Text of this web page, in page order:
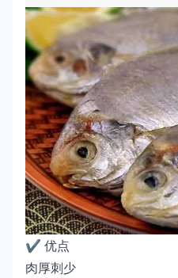
✔️ 优点
肉厚刺少